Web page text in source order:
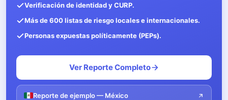
Verificación de identidad y CURP.
Más de 600 listas de riesgo locales e internacionales.
Personas expuestas políticamente (PEPs).
Ver Reporte Completo
Reporte de ejemplo — México